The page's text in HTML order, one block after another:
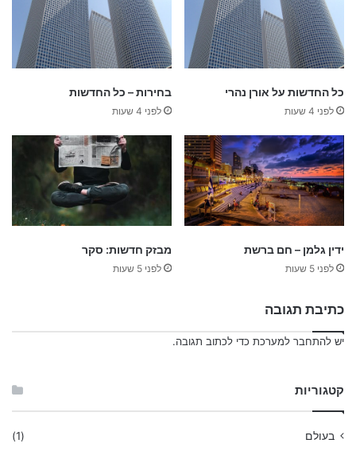
כל החדשות על אורן נהרי
לפני 4 שעות
בחירות – כל החדשות
לפני 4 שעות
ידין גלמן – חם ברשת
לפני 5 שעות
מבזק חדשות: סקר
לפני 5 שעות
כתיבת תגובה
יש להתחבר למערכת כדי לכתוב תגובה.
קטגוריות
בעולם (1)